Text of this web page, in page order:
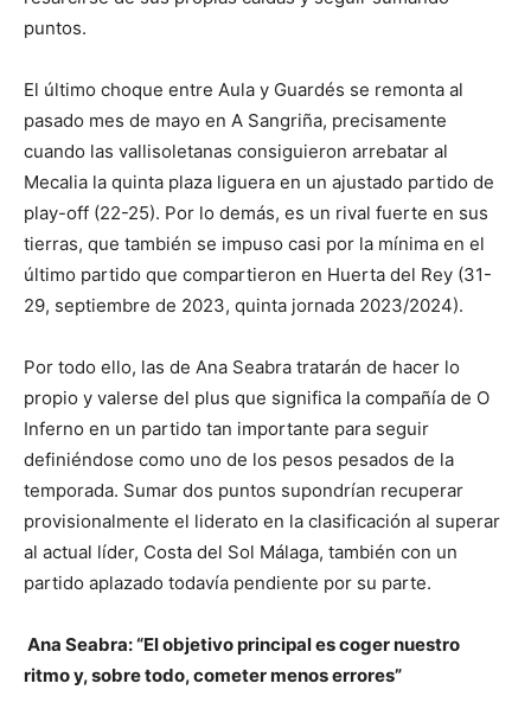
puntos.
El último choque entre Aula y Guardés se remonta al
pasado mes de mayo en A Sangriña, precisamente
cuando las vallisoletanas consiguieron arrebatar al
Mecalia la quinta plaza liguera en un ajustado partido de
play-off (22-25). Por lo demás, es un rival fuerte en sus
tierras, que también se impuso casi por la mínima en el
último partido que compartieron en Huerta del Rey (31-
29, septiembre de 2023, quinta jornada 2023/2024).
Por todo ello, las de Ana Seabra tratarán de hacer lo
propio y valerse del plus que significa la compañía de O
Inferno en un partido tan importante para seguir
definiéndose como uno de los pesos pesados de la
temporada. Sumar dos puntos supondrían recuperar
provisionalmente el liderato en la clasificación al superar
al actual líder, Costa del Sol Málaga, también con un
partido aplazado todavía pendiente por su parte.
Ana Seabra: “El objetivo principal es coger nuestro
ritmo y, sobre todo, cometer menos errores”